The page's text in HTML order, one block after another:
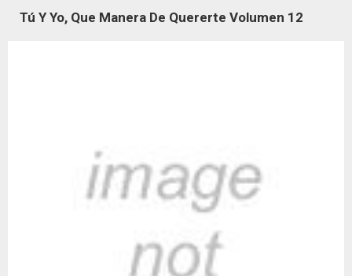
Tú Y Yo, Que Manera De Quererte Volumen 12